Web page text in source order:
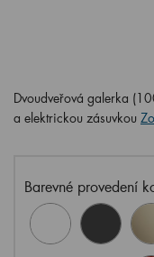
Dvoudveřová galerka
a elektrickou zásuvkou
Barevné provedení